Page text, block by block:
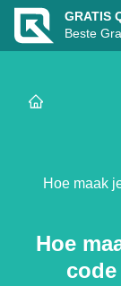
GRATIS
Beste
Hoe maak
Hoe